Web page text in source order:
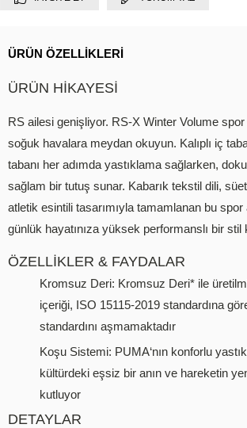
ÜRÜN ÖZELLIKLERI
ÜRÜN HİKAYESİ
RS ailesi genişliyor. RS-X Winter Volume spor
soğuk havalara meydan okuyun. Kalıplı iç
tabanı her adımda yastıklama sağlarken,
sağlam bir tutuş sunar. Kabarık tekstil dili,
atletik esintili tasarımıyla tamamlanan bu spor
günlük hayatınıza yüksek performanslı bir stil
ÖZELLİKLER & FAYDALAR
Kromsuz Deri: Kromsuz Deri* ile
içeriği, ISO 15115-2019 standardına
standardını aşmamaktadır
Koşu Sistemi: PUMA‘nın konforlu
kültürdeki eşsiz bir anın ve hareketin
kutluyor
DETAYLAR